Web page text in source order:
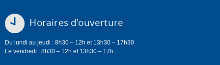
Horaires d'ouverture
Du lundi au jeudi : 8h30 – 12h et 13h30 – 17h30
Le vendredi : 8h30 – 12h et 13h30 – 17h